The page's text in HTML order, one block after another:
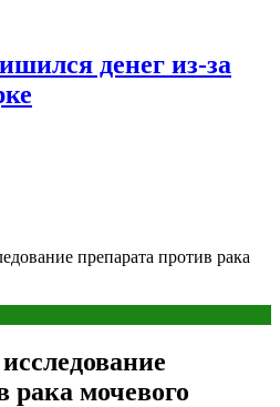
денег из-за
препарата против рака
рака мочевого